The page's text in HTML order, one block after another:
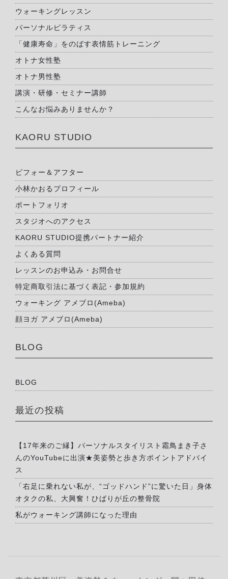
ウォーキングレッスン
パーソナルピラティス
「健康寿命」をのばす表情筋トレーニング
オトナ女性塾
オトナ男性塾
講演・研修・セミナー講師
こんなお悩みありませんか？
KAORU STUDIO
ビフォー＆アフター
小林かおるプロフィール
ポートフォリオ
スタジオへのアクセス
KAORU STUDIO提携パートナー紹介
よくある質問
レッスンのお申込み・お問合せ
特定商取引法に基づく表記・参加規約
ウォーキング アメブロ(Ameba)
顔ヨガ アメブロ(Ameba)
BLOG
BLOG
最近の投稿
【17年来のご縁】パーソナルスタイリスト霜鳥まき子さ
んのYouTubeに出演★美姿勢と歩き方ポイントアドバイ
ス
「右足に乗れない私が、“ゴッドハンド”に驚いた日」身体
オタクの私、大興奮！ひばりが丘の整骨院
私がウォーキング講師になった理由